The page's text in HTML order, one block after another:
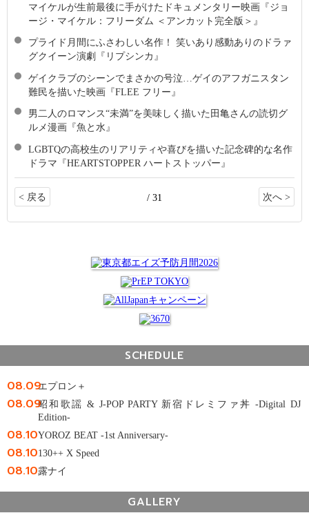
マイケルが生前最後に手がけたドキュメンタリー映画『ジョ
ージ・マイケル：フリーダム ＜アンカット完全版＞』
プライド月間にふさわしい名作！ 笑いあり感動ありのドラァ
グクイーン演劇『リプシンカ』
ゲイクラブのシーンでまさかの号泣…ゲイのアフガニスタン
難民を描いた映画『FLEE フリー』
男二人のロマンス“未満”を美味しく描いた田亀さんの読切グ
ルメ漫画『魚と水』
LGBTQの高校生のリアリティや喜びを描いた記念碑的な名作
ドラマ『HEARTSTOPPER ハートストッパー』
< 戻る / 31 次へ >
SCHEDULE
08.09エプロン＋
08.09昭和歌謡 & J-POP PARTY 新宿ドレミファ丼 -Digital DJ
Edition-
08.10YOROZ BEAT -1st Anniversary-
08.10130++ X Speed
08.10露ナイ
GALLERY